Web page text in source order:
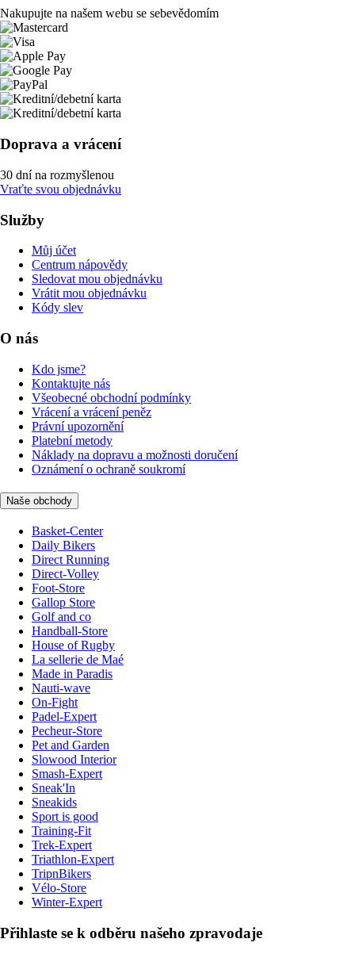
Nakupujte na našem webu se sebevědomím
Doprava a vrácení
30 dní na rozmyšlenou
Vraťte svou objednávku
Služby
Můj účet
Centrum nápovědy
Sledovat mou objednávku
Vrátit mou objednávku
Kódy slev
O nás
Kdo jsme?
Kontaktujte nás
Všeobecné obchodní podmínky
Vrácení a vrácení peněz
Právní upozornění
Platební metody
Náklady na dopravu a možnosti doručení
Oznámení o ochraně soukromí
Naše obchody
Basket-Center
Daily Bikers
Direct Running
Direct-Volley
Foot-Store
Gallop Store
Golf and co
Handball-Store
House of Rugby
La sellerie de Maé
Made in Paradis
Nauti-wave
On-Fight
Padel-Expert
Pecheur-Store
Pet and Garden
Slowood Interior
Smash-Expert
Sneak'In
Sneakids
Sport is good
Training-Fit
Trek-Expert
Triathlon-Expert
TripnBikers
Vélo-Store
Winter-Expert
Přihlaste se k odběru našeho zpravodaje